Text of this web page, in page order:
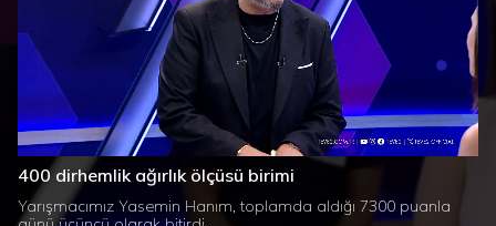
Süre / Toplam
Süre
Yüklendi
Yükleniyor
400 dirhemlik ağırlık ölçüsü birimi
Yarışmacımız Yasemin Hanım, toplamda aldığı 7300 puanla